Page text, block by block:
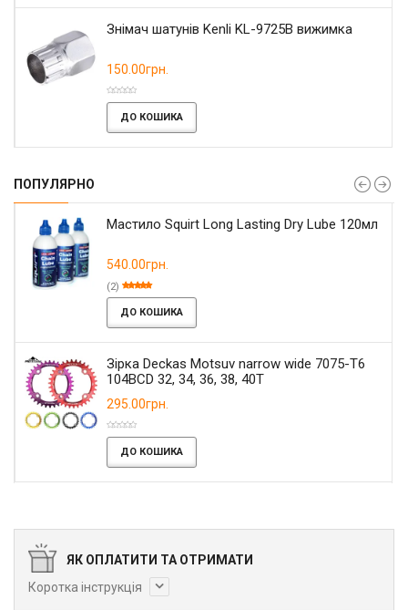
Знімач шатунів Kenli KL-9725B вижимка
150.00грн.
ДО КОШИКА
ПОПУЛЯРНО
Мастило Squirt Long Lasting Dry Lube 120мл
540.00грн.
(2)
ДО КОШИКА
Зірка Deckas Motsuv narrow wide 7075-T6
104BCD 32, 34, 36, 38, 40T
295.00грн.
ДО КОШИКА
ЯК ОПЛАТИТИ ТА ОТРИМАТИ
Коротка інструкція